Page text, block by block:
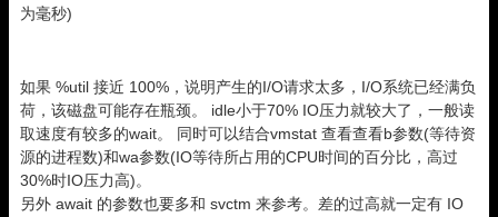
为毫秒)
如果 %util 接近 100%，说明产生的I/O请求太多，I/O系统已经满负
荷，该磁盘可能存在瓶颈。 idle小于70% IO压力就较大了，一般读
取速度有较多的wait。 同时可以结合vmstat 查看查看b参数(等待资
源的进程数)和wa参数(IO等待所占用的CPU时间的百分比，高过
30%时IO压力高)。
另外 await 的参数也要多和 svctm 来参考。差的过高就一定有 IO